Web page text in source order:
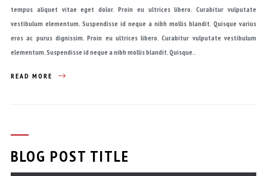
tempus aliquet vitae eget dolor. Proin eu ultrices libero. Curabitur vulputate
vestibulum elementum. Suspendisse id neque a nibh mollis blandit. Quisque varius
eros ac purus dignissim. Proin eu ultrices libero. Curabitur vulputate vestibulum
elementum. Suspendisse id neque a nibh mollis blandit. Quisque..
READ MORE
BLOG POST TITLE